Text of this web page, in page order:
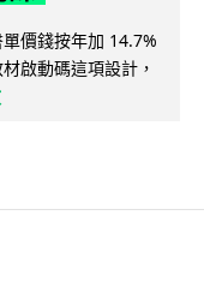
價錢按年加 14.7%
啟動碼這項設計，